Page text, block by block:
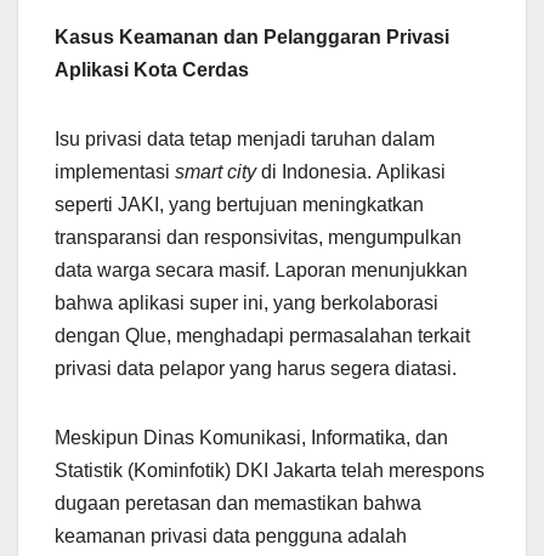
Kasus Keamanan dan Pelanggaran Privasi
Aplikasi Kota Cerdas
Isu privasi data tetap menjadi taruhan dalam
implementasi smart citydi Indonesia. Aplikasi
seperti JAKI, yang bertujuan meningkatkan
transparansi dan responsivitas, mengumpulkan
data warga secara masif. Laporan menunjukkan
bahwa aplikasi super ini, yang berkolaborasi
dengan Qlue, menghadapi permasalahan terkait
privasi data pelapor yang harus segera diatasi.
Meskipun Dinas Komunikasi, Informatika, dan
Statistik (Kominfotik) DKI Jakarta telah merespons
dugaan peretasan dan memastikan bahwa
keamanan privasi data pengguna adalah